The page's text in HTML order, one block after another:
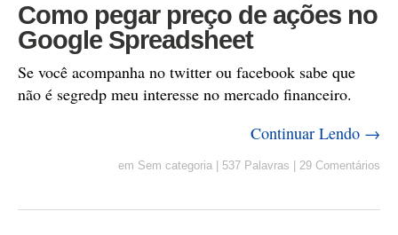
Como pegar preço de ações no
Google Spreadsheet
Se você acompanha no twitter ou facebook sabe que
não é segredp meu interesse no mercado financeiro.
Continuar Lendo →
em Sem categoria 537 Palavras 29 Comentários